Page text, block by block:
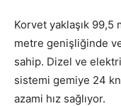
Korvet yaklaşık 99,5
metre genişliğinde
sahip. Dizel ve
sistemi gemiye 24
azami hız sağlıyor.